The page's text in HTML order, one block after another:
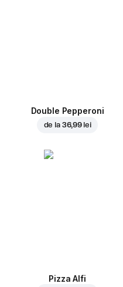
Double Pepperoni
de la 36,99 lei
Pizza Alfi